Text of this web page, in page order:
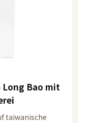
Bao mit
taiwanische